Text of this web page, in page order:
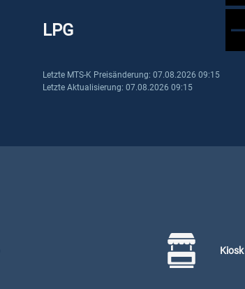
LPG
Letzte MTS-K Preisänderung: 07.08.2026 09:15
Letzte Aktualisierung: 07.08.2026 09:15
Kiosk